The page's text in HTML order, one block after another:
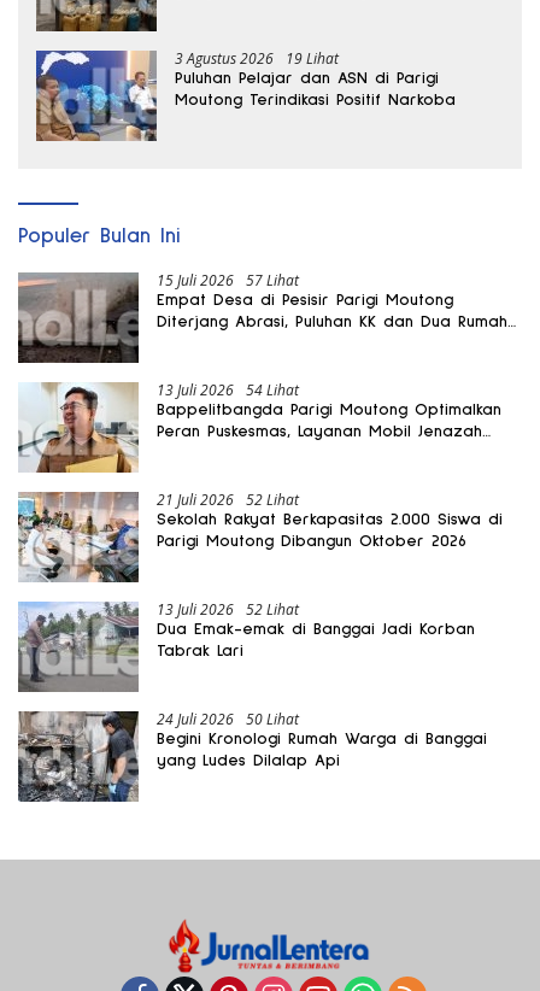
3 Agustus 2026 19 Lihat
Puluhan Pelajar dan ASN di Parigi
Moutong Terindikasi Positif Narkoba
Populer Bulan Ini
15 Juli 2026 57 Lihat
Empat Desa di Pesisir Parigi Moutong
Diterjang Abrasi, Puluhan KK dan Dua Rumah
13 Juli 2026 54 Lihat
Bappelitbangda Parigi Moutong Optimalkan
Peran Puskesmas, Layanan Mobil Jenazah
21 Juli 2026 52 Lihat
Sekolah Rakyat Berkapasitas 2.000 Siswa di
Parigi Moutong Dibangun Oktober 2026
13 Juli 2026 52 Lihat
Dua Emak-emak di Banggai Jadi Korban
Tabrak Lari
24 Juli 2026 50 Lihat
Begini Kronologi Rumah Warga di Banggai
yang Ludes Dilalap Api